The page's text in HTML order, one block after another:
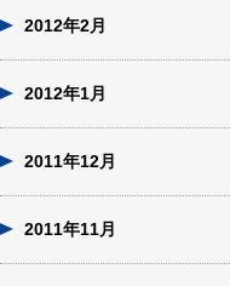
2012年2月
2012年1月
2011年12月
2011年11月